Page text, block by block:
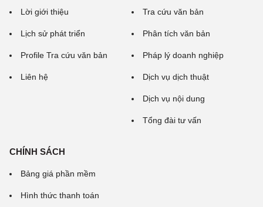
Lời giới thiệu
Lịch sử phát triển
Profile Tra cứu văn bản
Liên hệ
Tra cứu văn bản
Phân tích văn bản
Pháp lý doanh nghiệp
Dịch vụ dịch thuật
Dịch vụ nội dung
Tổng đài tư vấn
CHÍNH SÁCH
Bảng giá phần mềm
Hình thức thanh toán